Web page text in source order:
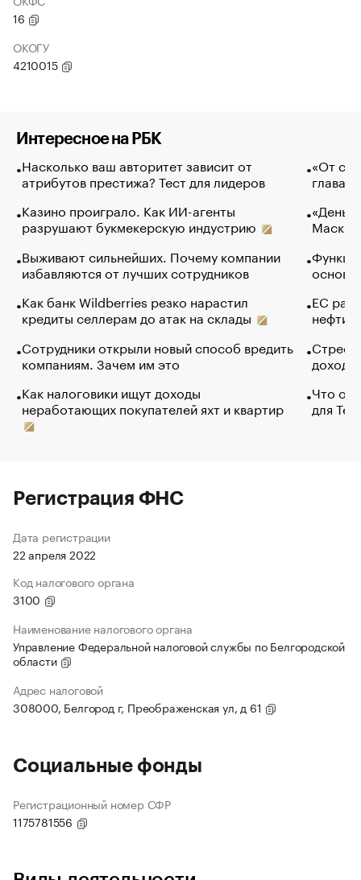
16
ОКОГУ
4210015
Интересное на РБК
Насколько ваш авторитет зависит от
атрибутов престижа? Тест для лидеров
Казино проиграло. Как ИИ-агенты
разрушают букмекерскую индустрию
Выживают сильнейших. Почему компании
избавляются от лучших сотрудников
Как банк Wildberries резко нарастил
кредиты селлерам до атак на склады
Сотрудники открыли новый способ вредить
компаниям. Зачем им это
Как налоговики ищут доходы
неработающих покупателей яхт и квартир
«От
глава
Маск в
основ
ЕС
нефти
Что
для
Регистрация ФНС
Дата регистрации
22 апреля 2022
Код налогового органа
3100
Наименование налогового органа
Управление Федеральной налоговой службы по Белгородской
области
Адрес налоговой
308000, Белгород г, Преображенская ул, д 61
Социальные фонды
Регистрационный номер СФР
1175781556